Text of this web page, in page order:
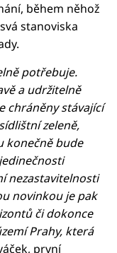
během něhož
stanoviska
potřebuje.
a udržitelně
chráněny stávající
zeleně,
konečně bude
nezastavitelnosti
novinkou je pak
či dokonce
Prahy, která
první